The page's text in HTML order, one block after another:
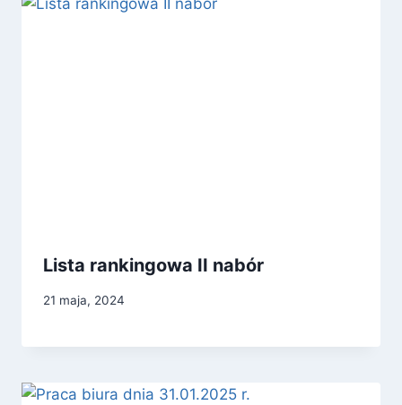
Lista rankingowa II nabór
21 maja, 2024